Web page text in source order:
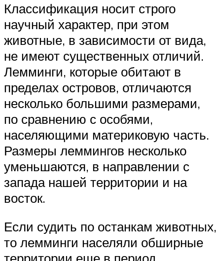
Классификация носит строго
научный характер, при этом
животные, в зависимости от вида,
не имеют существенных отличий.
Лемминги, которые обитают в
пределах островов, отличаются
несколько большими размерами,
по сравнению с особями,
населяющими материковую часть.
Размеры леммингов несколько
уменьшаются, в направлении с
запада нашей территории и на
восток.
Если судить по останкам животных,
то лемминги населяли обширные